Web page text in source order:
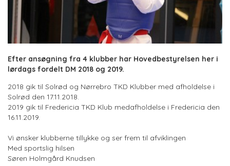
Efter ansøgning fra 4 klubber har Hovedbestyrelsen her i
lørdags fordelt DM 2018 og 2019.
2018 gik til Solrød og Nørrebro TKD Klubber med afholdelse i
Solrød den 17.11.2018.
2019 gik til Fredericia TKD Klub medafholdelse i Fredericia den
16.11.2019.
Vi ønsker klubberne tillykke og ser frem til afviklingen
Med sportslig hilsen
Søren Holmgård Knudsen